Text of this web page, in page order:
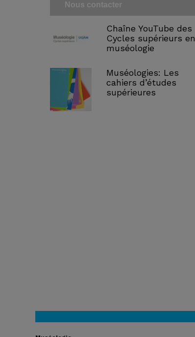
Nous contacter
Chaîne YouTube des
Cycles supérieurs en
muséologie
Muséologies: Les
cahiers d’études
supérieures